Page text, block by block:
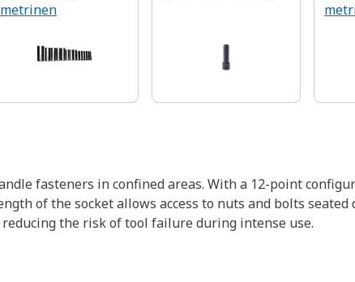
metrinen
fasteners in confined areas. With a 12-point
of the socket allows access to nuts and bolts
the risk of tool failure during intense use.